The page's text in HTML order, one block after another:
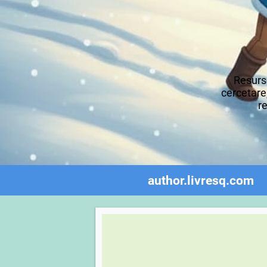
author.livresq.com